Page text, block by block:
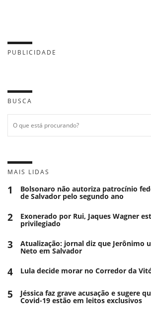
PUBLICIDADE
BUSCA
MAIS LIDAS
1 Bolsonaro não autoriza patrocínio
de Salvador pelo segundo ano
2 Exonerado por Rui, Jaques Wagner
privilegiado
3 Atualização: jornal diz que Jerônimo
Neto em Salvador
4 Lula decide morar no Corredor da
5 Jéssica faz grave acusação e sugere
Covid-19 estão em leitos exclusivos